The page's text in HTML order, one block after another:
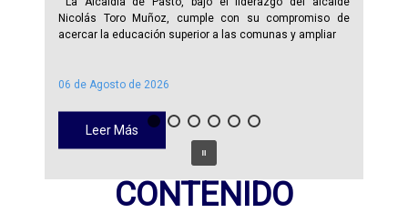
06 de Agosto de 2026
Leer Más
Nicolás Toro Muñoz, cumple con su compromiso de
acercar la educación superior a las comunas y ampliar
CONTENIDO